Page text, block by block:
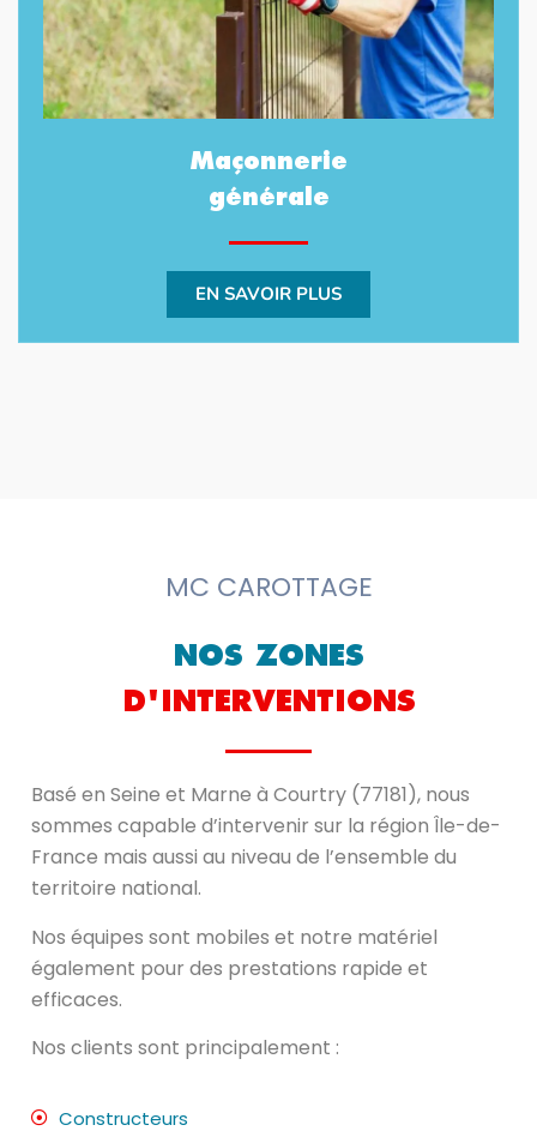
Maçonnerie
générale
EN SAVOIR PLUS
MC CAROTTAGE
NOS ZONES
D'INTERVENTIONS
Basé en Seine et Marne à Courtry (77181), nous
sommes capable d’intervenir sur la région Île-de-
France mais aussi au niveau de l’ensemble du
territoire national.
Nos équipes sont mobiles et notre matériel
également pour des prestations rapide et
efficaces.
Nos clients sont principalement :
Constructeurs